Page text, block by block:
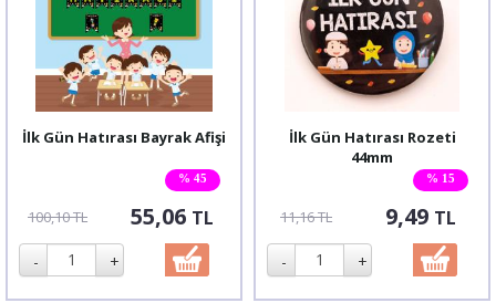
% 45
İlk Gün Hatırası Bayrak Afişi
100,10 TL 55,06 TL
% 15
İlk Gün Hatırası Rozeti
44mm
11,16 TL 9,49 TL